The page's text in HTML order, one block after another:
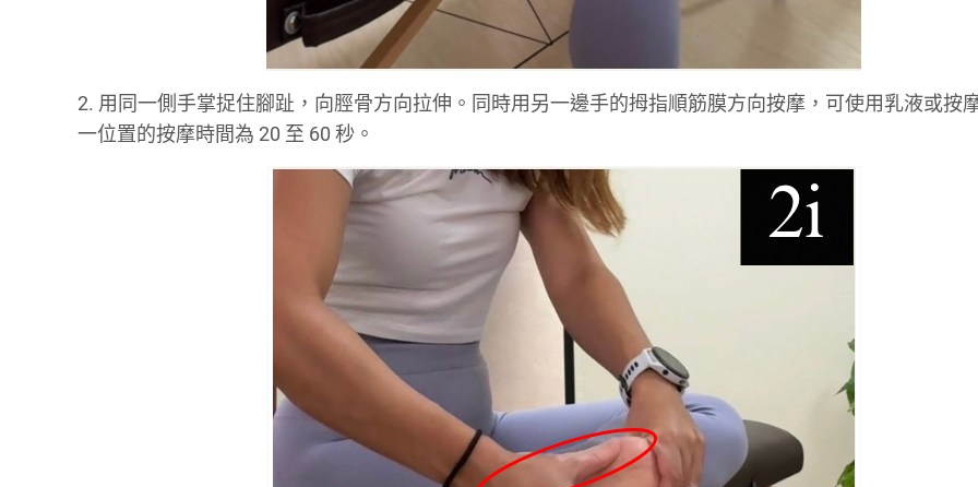
2. 用同一側手掌捉住腳趾，向脛骨方向拉伸。同時用另一邊手的拇指順筋膜方向按摩，可使用乳液或按
一位置的按摩時間為 20 至 60 秒。